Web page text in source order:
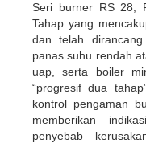
Seri burner RS 28,
Tahap yang
dan telah
panas suhu rendah
uap, serta boiler
“progresif dua
kontrol pengaman
memberikan
penyebab